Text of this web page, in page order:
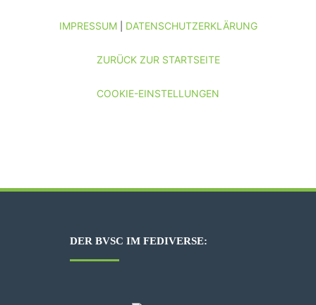
IMPRESSUM| DATENSCHUTZERKLÄRUNG
ZURÜCK ZUR STARTSEITE
COOKIE-EINSTELLUNGEN
DER BVSC IM FEDIVERSE: